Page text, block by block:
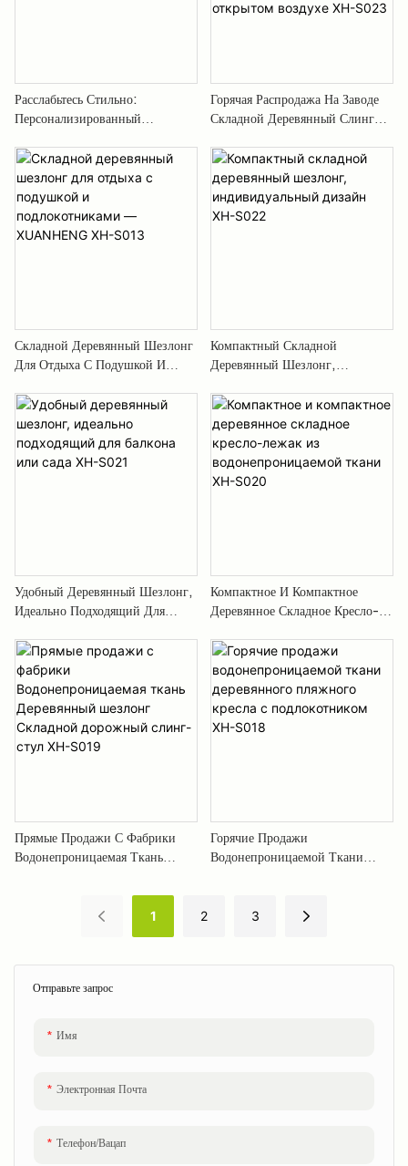
Отправьте запрос
Имя
Электронная Почта
Телефон/Вацап
Расслабьтесь Стильно:
Персонализированный
Стропах Для Пляжа & Garden,
XH-S024
Горячая Распродажа На Заводе
Складной Деревянный Слинг
Портативный Комфортный Стул
На Открытом Воздухе XH-
S023
Складной Деревянный Шезлонг
Для Отдыха С Подушкой И
XUANHENG XH-S013
Компактный Складной
Деревянный Шезлонг,
S022
Удобный Деревянный Шезлонг,
Идеально Подходящий Для
Компактное И Компактное
Деревянное Складное Кресло-
Ткани XH-S020
Прямые Продажи С Фабрики
Водонепроницаемая Ткань
Дорожный Слинг-Стул XH-
Горячие Продажи
Водонепроницаемой Ткани
1 2 3